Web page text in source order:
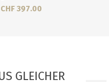
CHF 397.00
GLEICHER